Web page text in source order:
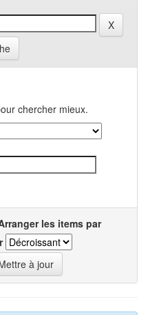
chercher mieux.
les items par